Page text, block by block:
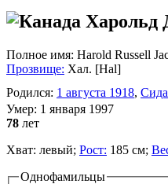
Харольд
Полное имя: Harold Russell
Прозвище: Хал. [Hal]
Родился: 1 августа 1918,
Умер: 1 января 1997
78 лет
Хват: левый; Рост: 185 см;
Однофамильцы